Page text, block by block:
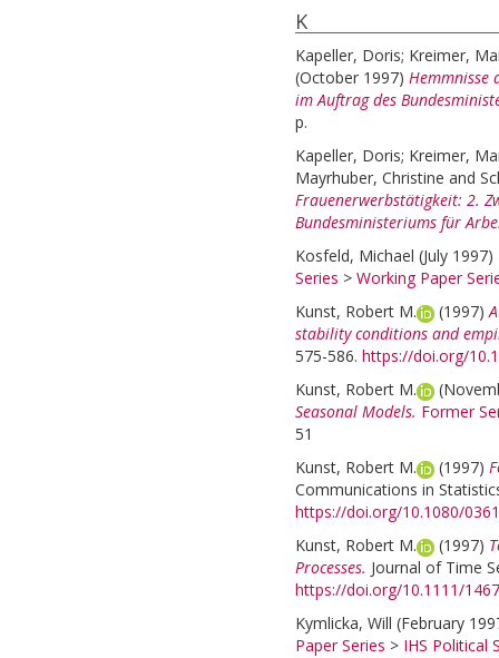
K
Kapeller, Doris; Kreimer,
(October 1997) Hemmnisse
im Auftrag des
p.
Kapeller, Doris; Kreimer,
Mayrhuber, Christine and
Frauenerwerbstätigkeit: 2.
Bundesministeriums für
Kosfeld, Michael (July 1997)
Series > Working Paper
Kunst, Robert M.
(1997)
stability conditions and
575-586. https://doi.org/
Kunst, Robert M.
Seasonal Models. Former
51
Kunst, Robert M.
(1997)
Communications in
https://doi.org/10.1080/
Kunst, Robert M.
(1997)
Processes. Journal of Time
https://doi.org/10.1111/
Kymlicka, Will (February
Paper Series > IHS Political